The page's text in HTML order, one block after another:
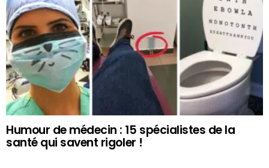
Humour de médecin : 15 spécialistes de la
santé qui savent rigoler !